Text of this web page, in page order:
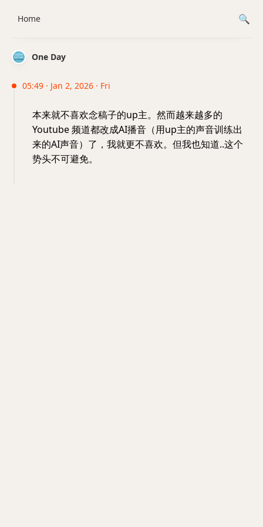
One Day
05:49 · Jan 2, 2026 · Fri
本来就不喜欢念稿子的up主。然而越来越多的
Youtube 频道都改成AI播音（用up主的声音训练出
来的AI声音）了，我就更不喜欢。但我也知道..这个
势头不可避免。
Home